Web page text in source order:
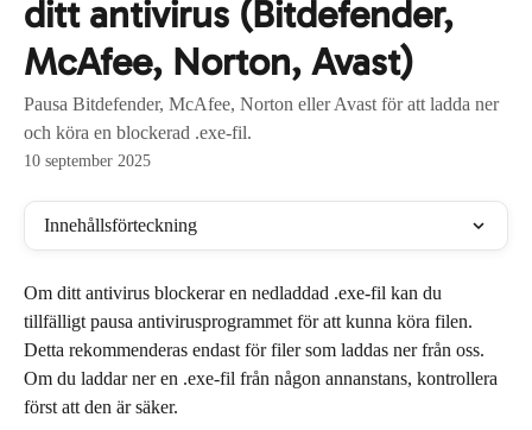
ditt antivirus (Bitdefender,
McAfee, Norton, Avast)
Pausa Bitdefender, McAfee, Norton eller Avast för att ladda ner
och köra en blockerad .exe-fil.
10 september 2025
Innehållsförteckning
Om ditt antivirus blockerar en nedladdad .exe-fil kan du
tillfälligt pausa antivirusprogrammet för att kunna köra filen.
Detta rekommenderas endast för filer som laddas ner från oss.
Om du laddar ner en .exe-fil från någon annanstans, kontrollera
först att den är säker.